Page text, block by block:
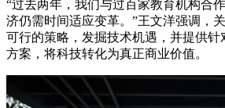
“过去两年，我们与过百家教育机构合
济仍需时间适应变革。”王文洋强调，
可行的策略，发掘技术机遇，并提供
方案，将科技转化为真正商业价值。